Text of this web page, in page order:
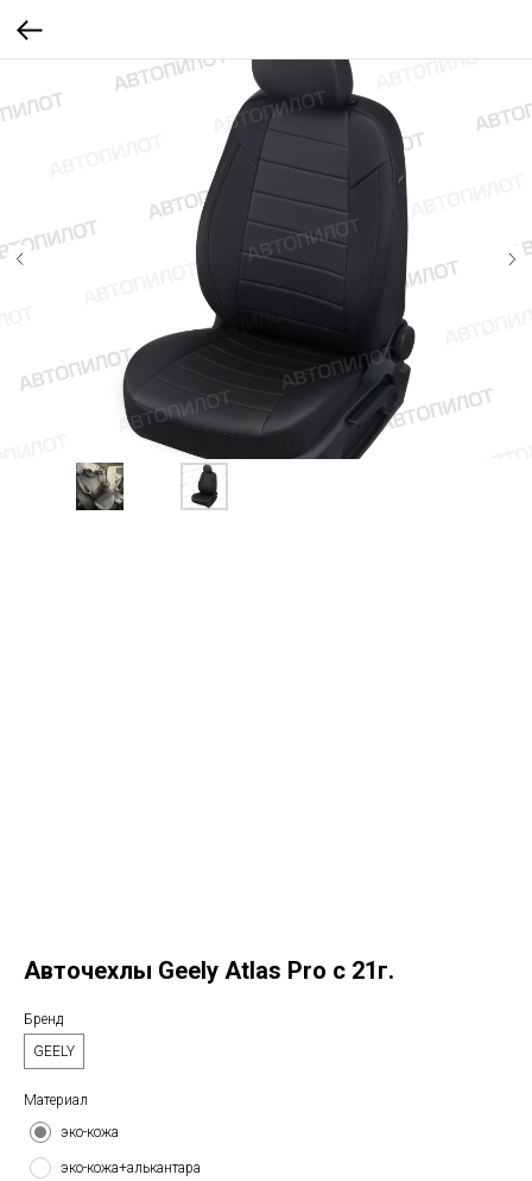
Авточехлы Geely Atlas Pro с 21г.
Бренд
GEELY
Материал
эко-кожа
эко-кожа+алькантара